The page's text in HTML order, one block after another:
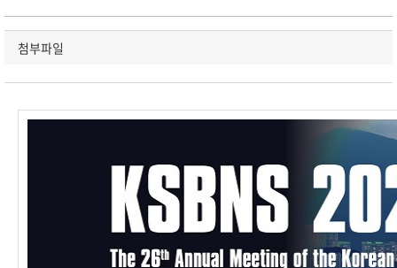
첨부파일